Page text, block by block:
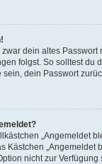
dein altes
folgst. So solltest du
dein Passwort
„Angemeldet
Kästchen
nicht zur